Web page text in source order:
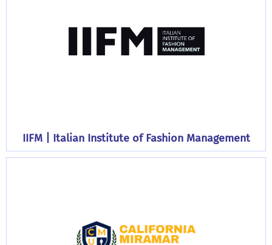
IIFM | Italian Institute of Fashion Management